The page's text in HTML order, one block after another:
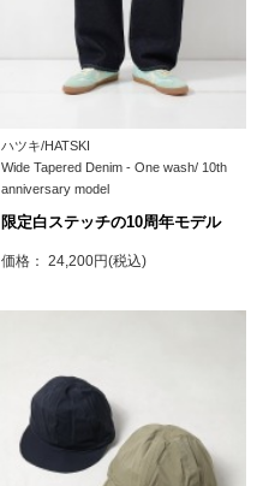
ハツキ/HATSKI
Wide Tapered Denim - One wash/ 10th
anniversary model
限定白ステッチの10周年モデル
価格： 24,200円(税込)